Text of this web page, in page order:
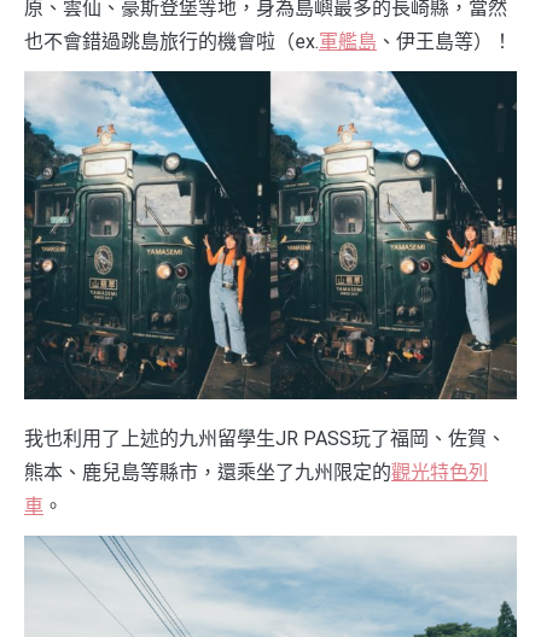
原、雲仙、豪斯登堡等地，身為島嶼最多的長崎縣，當然
也不會錯過跳島旅行的機會啦（ex.軍艦島 、伊王島等）！
我也利用了上述的九州留學生JR PASS玩了福岡、佐賀、
熊本、鹿兒島等縣市，還乘坐了九州限定的觀光特色列
車 。